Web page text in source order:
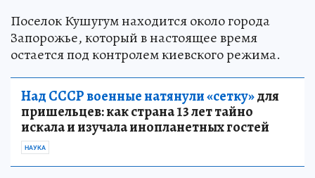
Поселок Кушугум находится около города
Запорожье, который в настоящее время
остается под контролем киевского режима.
Над СССР военные натянули «сетку»для
пришельцев: как страна 13 лет тайно
искала и изучала инопланетных гостей
НАУКА